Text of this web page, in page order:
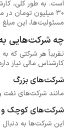
30 میلیون تومان
مسئولیت‌ها، این
چه شرکت‌هایی به
تقریباً هر شرکتی که
کارشناس مالی نیاز
شرکت‌های بزرگ
مانند شرکت‌های نفت
شرکت‌های کوچک
این شرکت‌ها به دنبال